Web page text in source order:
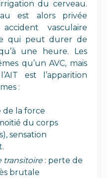
du cerveau.
est alors privée
vasculaire
qui peut durer de
une heure. Les
qu’un AVC, mais
est l’apparition
:
de la force
du corps
sensation
transitoire : perte de
brutale